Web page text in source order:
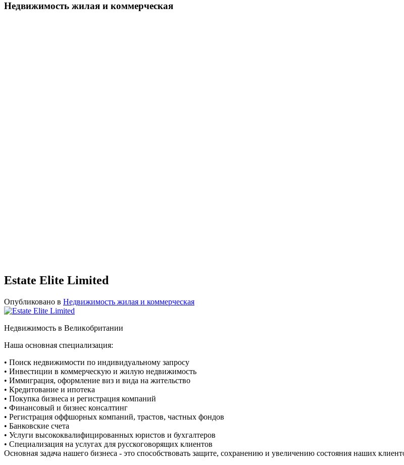
Недвижимость жилая и коммерческая
Estate Elite Limited
Опубликовано в Недвижимость жилая и коммерческая
Heдвижимocть в Вeликoбpитaнии
Наша oсновная cпециализация:
• Поиск недвижимости по индивидуальному запросу
• Инвестиции в коммерческую и жилую недвижимость
• Иммиграция, оформление виз и вида на жительство
• Кредитование и ипотека
• Покупка бизнеса и регистрация компаний
• Финансовый и бизнес консалтинг
• Регистрация оффшорных компаний, трастов, частных фондов
• Банковские счета
• Услуги высококвалифицированных юристов и бухгалтеров
• Специализация на услугах для русскоговорящих клиентов
Основная задача нашего бизнеса - это способствовать защите, сохранению и увеличению состояния наших